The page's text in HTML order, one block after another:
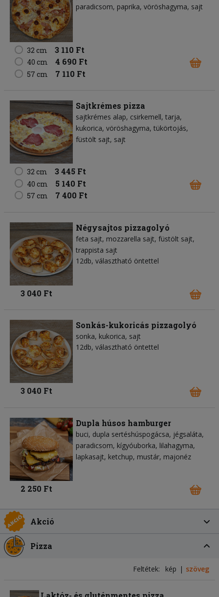
paradicsom paprika vöröshagyma sajt
32 cm 3 110 Ft
40 cm 4 690 Ft
57 cm 7 110 Ft
Sajtkrémes pizza
sajtkrémes alap csirkemell tarja
kukorica vöröshagyma tükörtojás
füstölt sajt sajt
32 cm 3 445 Ft
40 cm 5 140 Ft
57 cm 7 400 Ft
Négysajtos pizzagolyó
feta sajt mozzarella sajt füstölt sajt
trappista sajt
12db, választható öntettel
3 040 Ft
Sonkás-kukoricás pizzagolyó
sonka kukorica sajt
12db, választható öntettel
3 040 Ft
Dupla húsos hamburger
buci dupla sertéshúspogácsa jégsaláta
paradicsom kígyóuborka lilahagyma
lapkasajt ketchup mustár majonéz
2 250 Ft
Akció
Pizza
Feltétek: kép szöveg